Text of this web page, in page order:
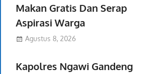
Makan Gratis Dan Serap
Aspirasi Warga
Agustus 8, 2026
Kapolres Ngawi Gandeng